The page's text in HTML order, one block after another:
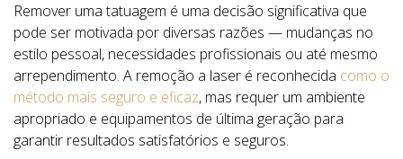
Remover uma tatuagem é uma decisão significativa que
pode ser motivada por diversas razões — mudanças no
estilo pessoal, necessidades profissionais ou até mesmo
arrependimento. A remoção a laser é reconhecida como o
método mais seguro e eficaz, mas requer um ambiente
apropriado e equipamentos de última geração para
garantir resultados satisfatórios e seguros.